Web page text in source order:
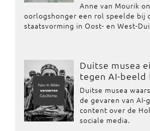
Anne van Mourik
oorlogshonger een rol speelde bij
staatsvorming in Oost- en West-
Duitse musea
tegen AI-beeld
Duitse musea
de gevaren van AI-
content over de
sociale media.